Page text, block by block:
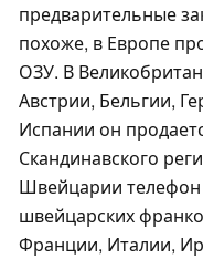
предварительные
похоже, в Европе
ОЗУ. В
Австрии, Бельгии,
Испании он
Скандинавского
Швейцарии
швейцарских
Франции, Италии,